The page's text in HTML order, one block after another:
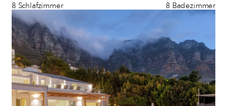
8 Schlafzimmer 8 Badezimmer